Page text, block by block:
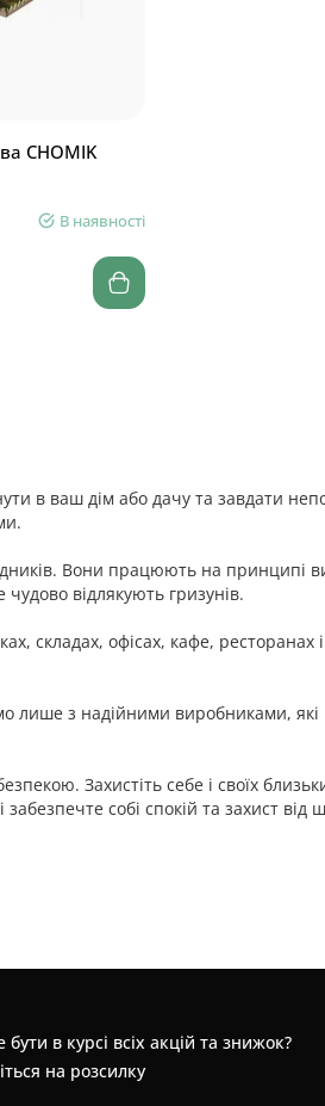
CHOMIK
В наявності
в ваш дім або дачу та завдати
Вони працюють на принципі
відлякують гризунів.
складах, офісах, кафе,
лише з надійними виробниками,
Захистіть себе і своїх
собі спокій та захист від
бути в курсі всіх акцій та знижок?
на розсилку